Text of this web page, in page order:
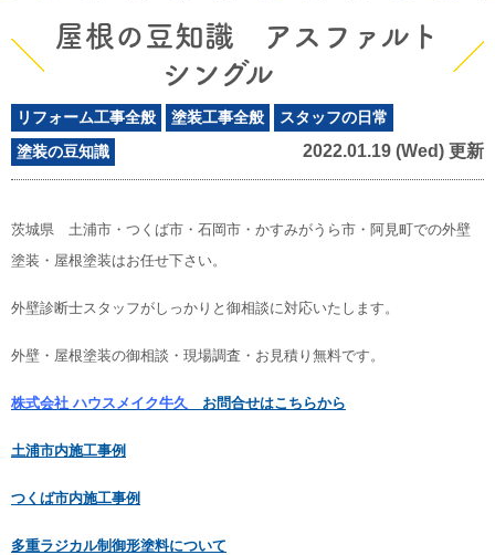
屋根の豆知識 アスファルト
シングル
リフォーム工事全般 塗装工事全般
スタッフの日常
塗装の豆知識
2022.01.19 (Wed) 更新
茨城県 土浦市・つくば市・石岡市・かすみがうら市・阿見町での外壁
塗装・屋根塗装はお任せ下さい。
外壁診断士スタッフがしっかりと御相談に対応いたします。
外壁・屋根塗装の御相談・現場調査・お見積り無料です。
株式会社 ハウスメイク牛久 お問合せはこちらから
土浦市内施工事例
つくば市内施工事例
多重ラジカル制御形塗料について